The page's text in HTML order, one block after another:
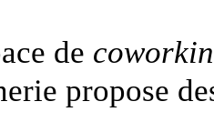
de
propose